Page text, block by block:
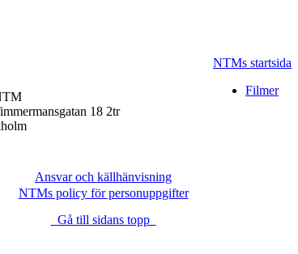
NTMs startsida
Filmer
18 2tr
Ansvar och källhänvisning
NTMs policy för personuppgifter
Gå till sidans topp